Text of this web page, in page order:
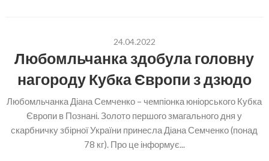
24.04.2022
Любомльчанка здобула головну
нагороду Кубка Європи з дзюдо
Любомльчанка Діана Семченко – чемпіонка юніорського Кубка
Європи в Познані. Золото першого змагального дня у
скарбничку збірної України принесла Діана Семченко (понад
78 кг). Про це інформує...